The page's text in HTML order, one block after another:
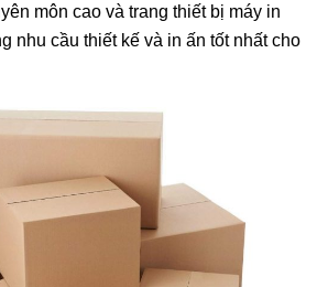
môn cao và trang thiết bị máy in
nhu cầu thiết kế và in ấn tốt nhất cho